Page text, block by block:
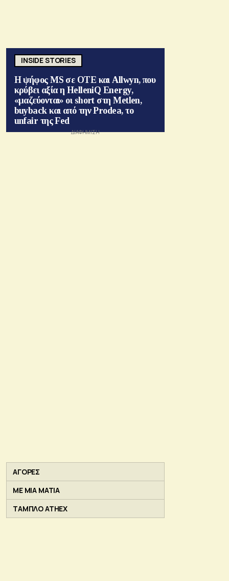
INSIDE STORIES
Η ψήφος MS σε ΟΤΕ και Allwyn, που
κρύβει αξία η HelleniQ Energy,
«μαζεύονται» οι short στη Metlen,
buyback και από την Prodea, το
unfair της Fed
ΑΓΟΡΕΣ
ΜΕ ΜΙΑ ΜΑΤΙΑ
ΤΑΜΠΛΟ ATHEX